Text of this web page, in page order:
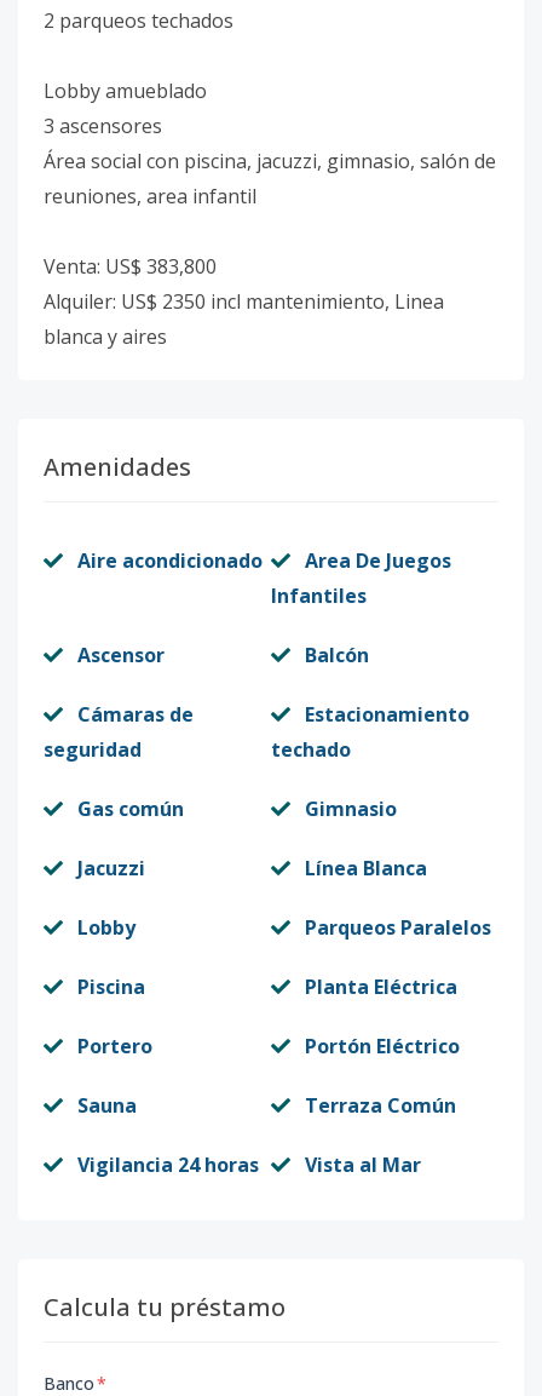
2 parqueos techados
Lobby amueblado
3 ascensores
Área social con piscina, jacuzzi, gimnasio, salón de
reuniones, area infantil
Venta: US$ 383,800
Alquiler: US$ 2350 incl mantenimiento, Linea
blanca y aires
Amenidades
Aire acondicionado
Area De Juegos
Infantiles
Ascensor Balcón
Cámaras de
seguridad
Estacionamiento
techado
Gas común Gimnasio
Jacuzzi Línea Blanca
Lobby Parqueos Paralelos
Piscina Planta Eléctrica
Portero Portón Eléctrico
Sauna Terraza Común
Vigilancia 24 horas Vista al Mar
Calcula tu préstamo
Banco*